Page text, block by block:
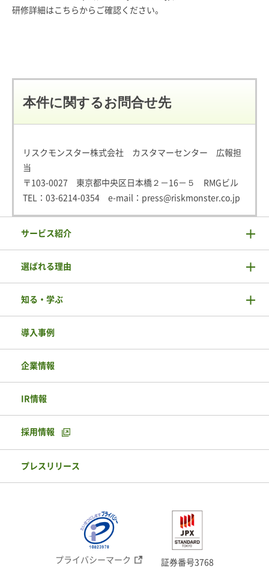
研修詳細はこちらからご確認ください。
本件に関するお問合せ先
リスクモンスター株式会社 カスタマーセンター 広報担
当
〒103-0027 東京都中央区日本橋２－16－５ RMGビル
TEL： 03-6214-0354 e-mail： press@riskmonster.co.jp
サービス紹介
選ばれる理由
知る・学ぶ
導入事例
企業情報
IR情報
採用情報
プレスリリース
プライバシーマーク 証券番号3768